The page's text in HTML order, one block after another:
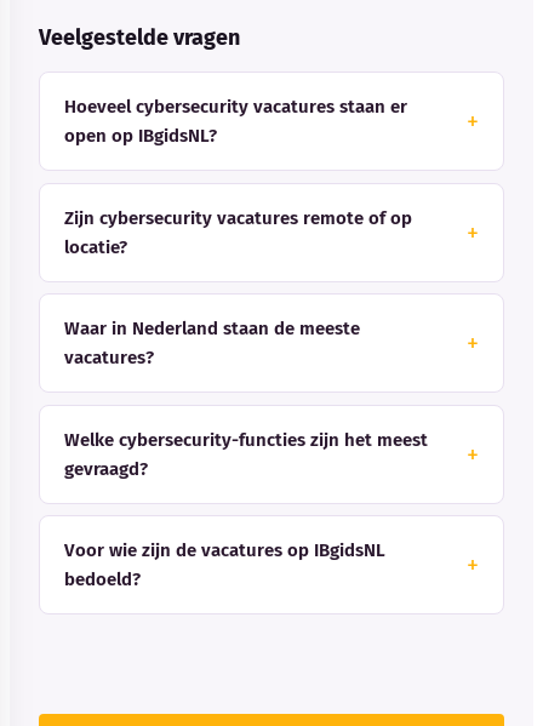
Veelgestelde vragen
Hoeveel cybersecurity vacatures staan er
open op IBgidsNL?
Zijn cybersecurity vacatures remote of op
locatie?
Waar in Nederland staan de meeste
vacatures?
Welke cybersecurity-functies zijn het meest
gevraagd?
Voor wie zijn de vacatures op IBgidsNL
bedoeld?